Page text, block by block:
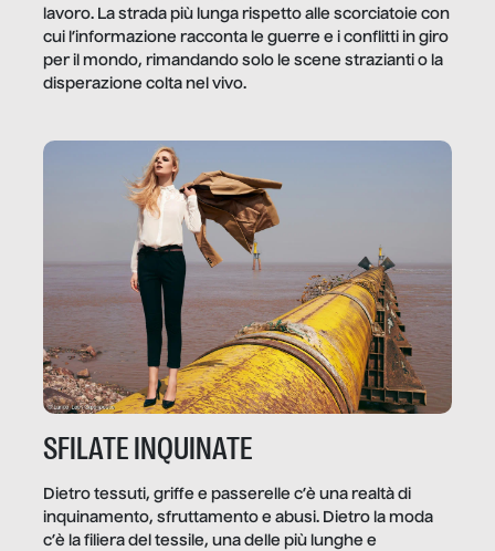
lavoro. La strada più lunga rispetto alle scorciatoie con
cui l’informazione racconta le guerre e i conflitti in giro
per il mondo, rimandando solo le scene strazianti o la
disperazione colta nel vivo.
SFILATE INQUINATE
Dietro tessuti, griffe e passerelle c’è una realtà di
inquinamento, sfruttamento e abusi. Dietro la moda
c’è la filiera del tessile, una delle più lunghe e